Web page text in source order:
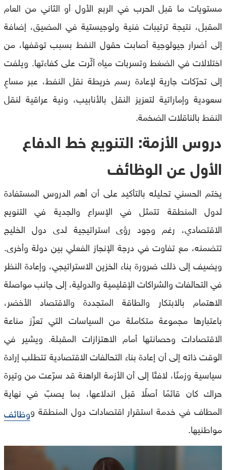
مستويات ما قبل الحرب في الربع الأول أو الثاني من العام
المقبل، نتيجة ترتيبات فنية ولوجيستية في المضيق، إضافة
إلى أضرار جيولوجية أصابت حقول النفط بسبب توقفها، من
اختلالات في الضغط وتسربات مياه أثّرت على كفاءتها. ويلفت
إلى تحرّكات جارية لإعادة رسم خريطة نقل النفط، عبر مساعٍ
سعودية وإماراتية لتعزيز النقل بالأنابيب، ونية عراقية لنقل
النفط بالناقلات الضخمة.
دروس الأزمة: التنويع خط الدفاع
الأول عن الوظائف
يختم الحسني تحليله بالتأكيد على أن أهم الدروس المستفادة
لدول المنطقة تتمثل في الإسراع والجدية في التنويع
الاقتصادي، رغم وجود رؤى استراتيجية لدى دول الخليج
تتضمنه، مع تفاوت في درجة الإنجاز الفعلي بين دولة وأخرى.
ويضيف إلى ذلك ضرورة بناء الخزين الاستراتيجي، وإعادة النظر
في التحالفات والشراكات الإقليمية والدولية، إلى جانب مواصلة
الاهتمام بالابتكار والطاقة المتجددة والاقتصاد الأخضر،
باعتبارها مجموعة متكاملة من السياسات التي تعزّز مناعة
الاقتصادات وحصانتها أمام الاهتزازات المقبلة. ويشير في
الوقت ذاته إلى أن إعادة بناء التحالفات الاقتصادية تتطلب إرادة
سياسية وزمنًا، لافتًا إلى أن الأزمة الراهنة قد سرّعت من وتيرة
حراك كان قائمًا أصلًا قبل اندلاعها، بما يصبّ في نهاية
المطاف في خدمة استقرار اقتصادات دول المنطقة ووظائف
مواطنيها.